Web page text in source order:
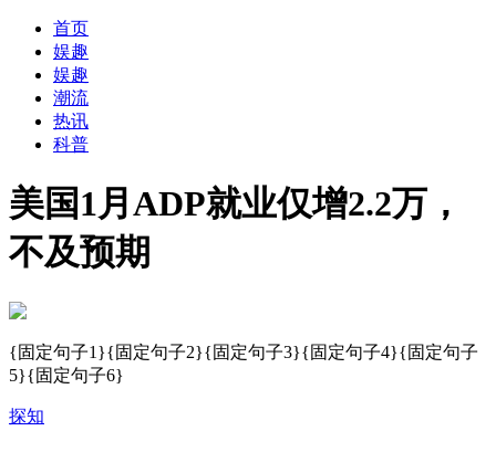
首页
娱趣
娱趣
潮流
热讯
科普
美国1月ADP就业仅增2.2万，
不及预期
{固定句子1}{固定句子2}{固定句子3}{固定句子4}{固定句子
5}{固定句子6}
探知